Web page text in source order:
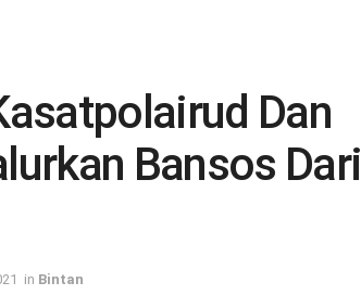
Dan
Bansos Dari
in Bintan